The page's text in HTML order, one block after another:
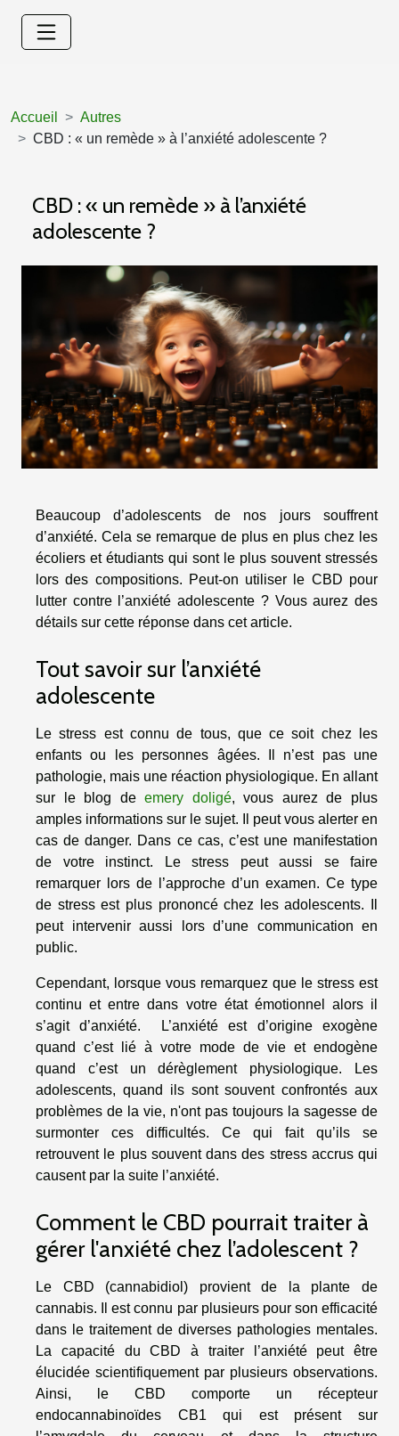
Accueil
Autres
CBD : « un remède » à l’anxiété adolescente ?
CBD : « un remède » à l’anxiété
adolescente ?
Beaucoup d’adolescents de nos jours souffrent
d’anxiété. Cela se remarque de plus en plus chez les
écoliers et étudiants qui sont le plus souvent stressés
lors des compositions. Peut-on utiliser le CBD pour
lutter contre l’anxiété adolescente ? Vous aurez des
détails sur cette réponse dans cet article.
Tout savoir sur l’anxiété
adolescente
Le stress est connu de tous, que ce soit chez les
enfants ou les personnes âgées. Il n’est pas une
pathologie, mais une réaction physiologique. En allant
sur le blog deemery doligé, vous aurez de plus
amples informations sur le sujet. Il peut vous alerter en
cas de danger. Dans ce cas, c’est une manifestation
de votre instinct. Le stress peut aussi se faire
remarquer lors de l’approche d’un examen. Ce type
de stress est plus prononcé chez les adolescents. Il
peut intervenir aussi lors d’une communication en
public.
Cependant, lorsque vous remarquez que le stress est
continu et entre dans votre état émotionnel alors il
s’agit d’anxiété. L’anxiété est d’origine exogène
quand c’est lié à votre mode de vie et endogène
quand c’est un dérèglement physiologique. Les
adolescents, quand ils sont souvent confrontés aux
problèmes de la vie, n'ont pas toujours la sagesse de
surmonter ces difficultés. Ce qui fait qu’ils se
retrouvent le plus souvent dans des stress accrus qui
causent par la suite l’anxiété.
Comment le CBD pourrait traiter à
gérer l'anxiété chez l’adolescent ?
Le CBD (cannabidiol) provient de la plante de
cannabis. Il est connu par plusieurs pour son efficacité
dans le traitement de diverses pathologies mentales.
La capacité du CBD à traiter l’anxiété peut être
élucidée scientifiquement par plusieurs observations.
Ainsi, le CBD comporte un récepteur
endocannabinoïdes CB1 qui est présent sur